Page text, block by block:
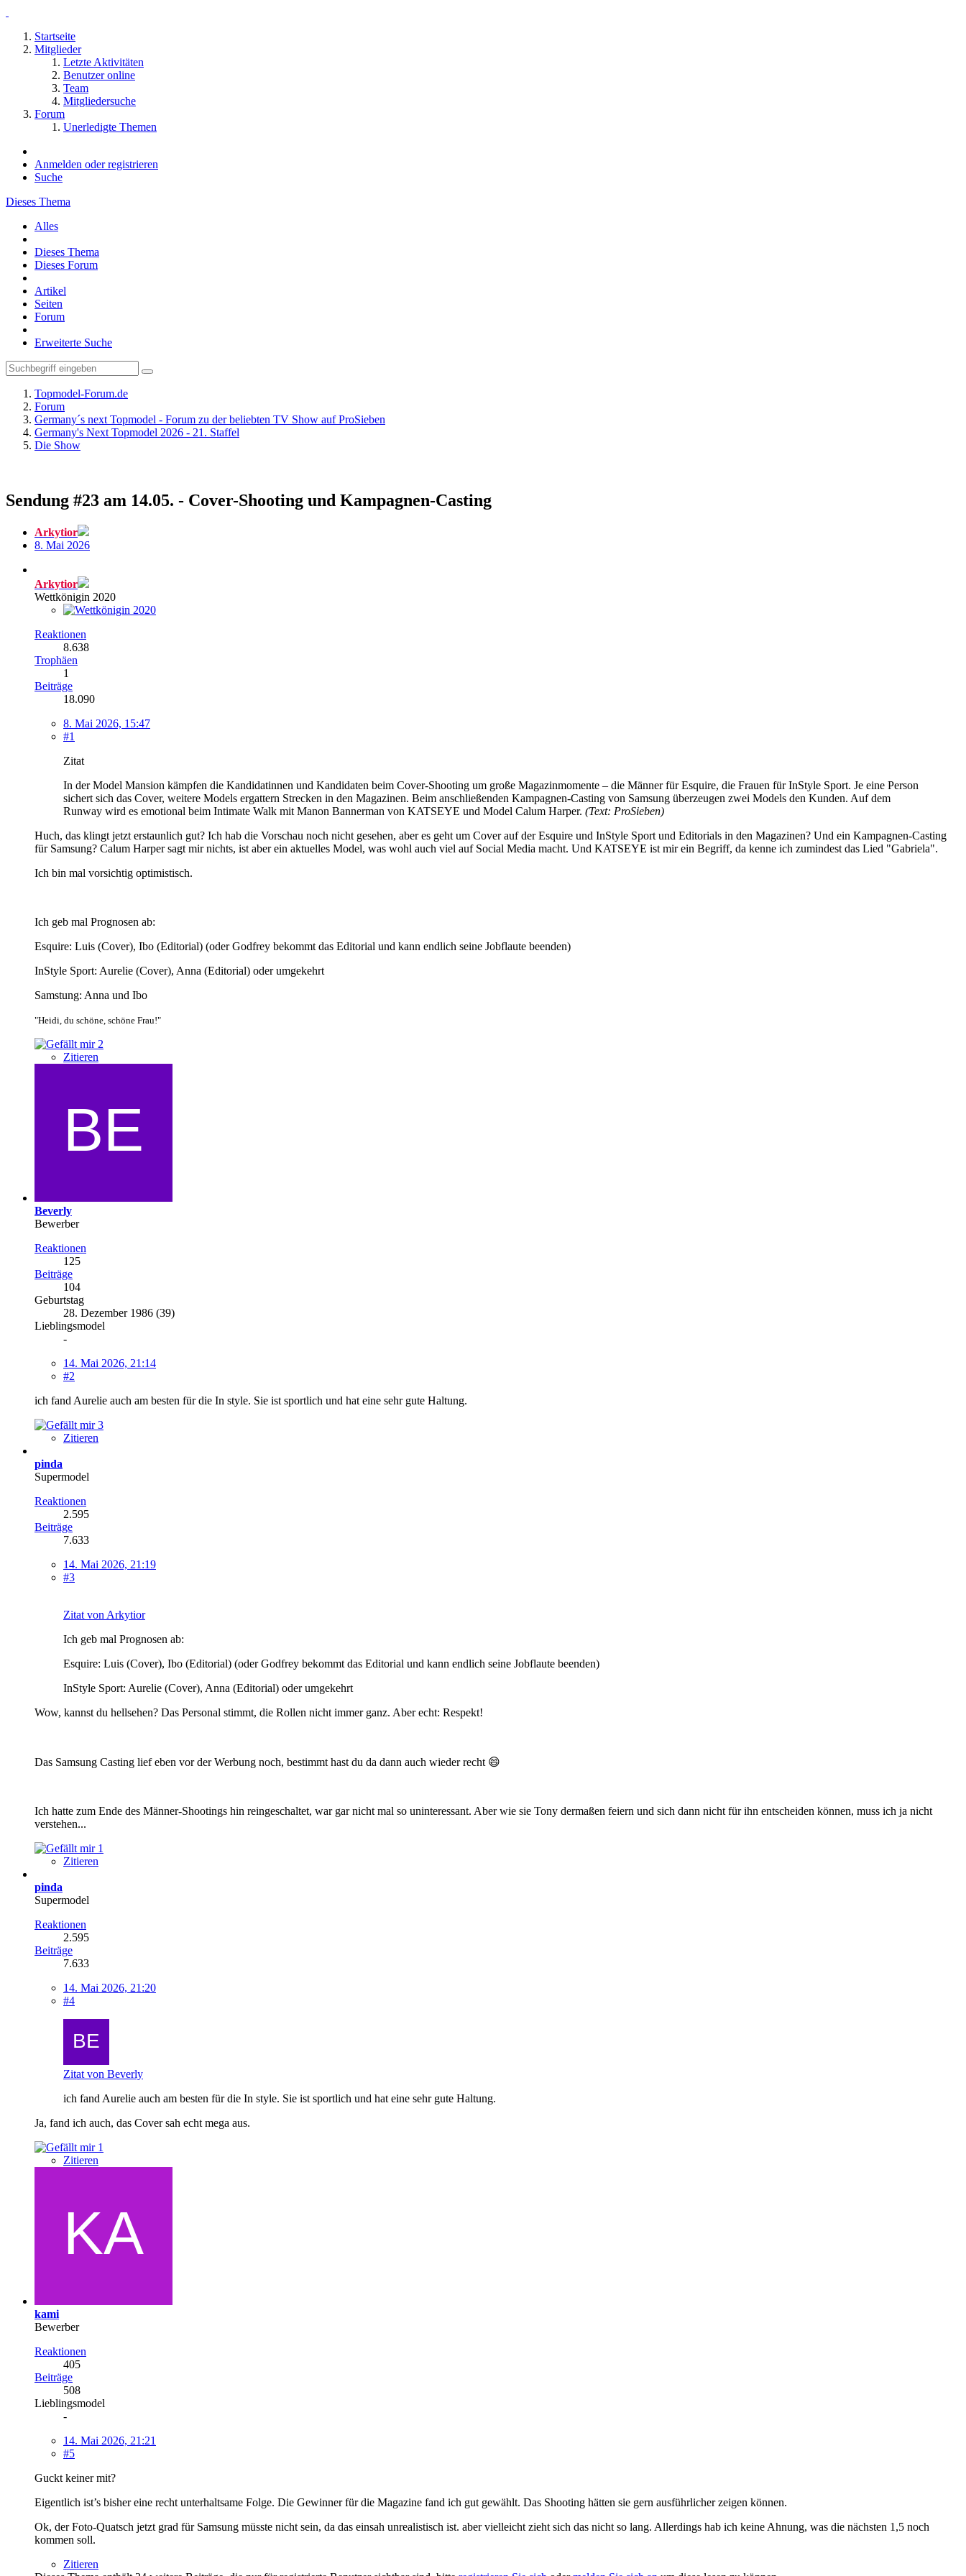
Startseite
Mitglieder
Letzte Aktivitäten
Benutzer online
Team
Mitgliedersuche
Forum
Unerledigte Themen
Anmelden oder registrieren
Suche
Dieses Thema
Alles
Dieses Thema
Dieses Forum
Artikel
Seiten
Forum
Erweiterte Suche
Topmodel-Forum.de
Forum
Germany´s next Topmodel - Forum zu der beliebten TV Show auf ProSieben
Germany's Next Topmodel 2026 - 21. Staffel
Die Show
Sendung #23 am 14.05. - Cover-Shooting und Kampagnen-Casting
Arkytior
8. Mai 2026
Arkytior
Wettkönigin 2020
Reaktionen
8.638
Trophäen
1
Beiträge
18.090
8. Mai 2026, 15:47
#1
Zitat
In der Model Mansion kämpfen die Kandidatinnen und Kandidaten beim Cover-Shooting um große Magazinmomente – die Männer für Esquire, die Frauen für InStyle Sport. Je eine Person
sichert sich das Cover, weitere Models ergattern Strecken in den Magazinen. Beim anschließenden Kampagnen-Casting von Samsung überzeugen zwei Models den Kunden. Auf dem
Runway wird es emotional beim Intimate Walk mit Manon Bannerman von KATSEYE und Model Calum Harper. (Text: ProSieben)
Huch, das klingt jetzt erstaunlich gut? Ich hab die Vorschau noch nicht gesehen, aber es geht um Cover auf der Esquire und InStyle Sport und Editorials in den Magazinen? Und ein Kampagnen-Casting
für Samsung? Calum Harper sagt mir nichts, ist aber ein aktuelles Model, was wohl auch viel auf Social Media macht. Und KATSEYE ist mir ein Begriff, da kenne ich zumindest das Lied "Gabriela".
Ich bin mal vorsichtig optimistisch.
Ich geb mal Prognosen ab:
Esquire: Luis (Cover), Ibo (Editorial) (oder Godfrey bekommt das Editorial und kann endlich seine Jobflaute beenden)
InStyle Sport: Aurelie (Cover), Anna (Editorial) oder umgekehrt
Samstung: Anna und Ibo
"Heidi, du schöne, schöne Frau!"
2
Zitieren
Beverly
Bewerber
Reaktionen
125
Beiträge
104
Geburtstag
28. Dezember 1986 (39)
Lieblingsmodel
-
14. Mai 2026, 21:14
#2
ich fand Aurelie auch am besten für die In style. Sie ist sportlich und hat eine sehr gute Haltung.
3
Zitieren
pinda
Supermodel
Reaktionen
2.595
Beiträge
7.633
14. Mai 2026, 21:19
#3
Zitat von Arkytior
Ich geb mal Prognosen ab:
Esquire: Luis (Cover), Ibo (Editorial) (oder Godfrey bekommt das Editorial und kann endlich seine Jobflaute beenden)
InStyle Sport: Aurelie (Cover), Anna (Editorial) oder umgekehrt
Wow, kannst du hellsehen? Das Personal stimmt, die Rollen nicht immer ganz. Aber echt: Respekt!
Das Samsung Casting lief eben vor der Werbung noch, bestimmt hast du da dann auch wieder recht 😄
Ich hatte zum Ende des Männer-Shootings hin reingeschaltet, war gar nicht mal so uninteressant. Aber wie sie Tony dermaßen feiern und sich dann nicht für ihn entscheiden können, muss ich ja nicht
verstehen...
1
Zitieren
pinda
Supermodel
Reaktionen
2.595
Beiträge
7.633
14. Mai 2026, 21:20
#4
Zitat von Beverly
ich fand Aurelie auch am besten für die In style. Sie ist sportlich und hat eine sehr gute Haltung.
Ja, fand ich auch, das Cover sah echt mega aus.
1
Zitieren
kami
Bewerber
Reaktionen
405
Beiträge
508
Lieblingsmodel
-
14. Mai 2026, 21:21
#5
Guckt keiner mit?
Eigentlich ist’s bisher eine recht unterhaltsame Folge. Die Gewinner für die Magazine fand ich gut gewählt. Das Shooting hätten sie gern ausführlicher zeigen können.
Ok, der Foto-Quatsch jetzt grad für Samsung müsste nicht sein, da das einsah unrealistisch ist. aber vielleicht zieht sich das nicht so lang. Allerdings hab ich keine Ahnung, was die nächsten 1,5 noch
kommen soll.
Zitieren